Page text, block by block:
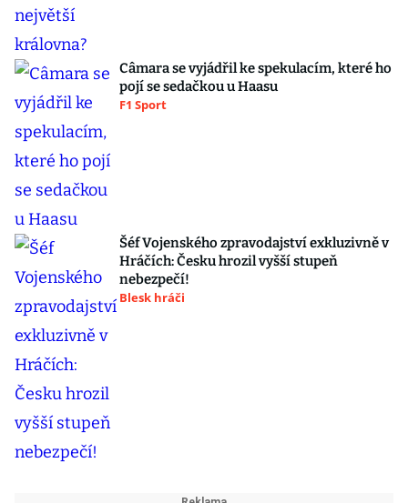
Câmara se vyjádřil ke spekulacím, které ho
pojí se sedačkou u Haasu
F1 Sport
Šéf Vojenského zpravodajství exkluzivně v
Hráčích: Česku hrozil vyšší stupeň
nebezpečí!
Blesk hráči